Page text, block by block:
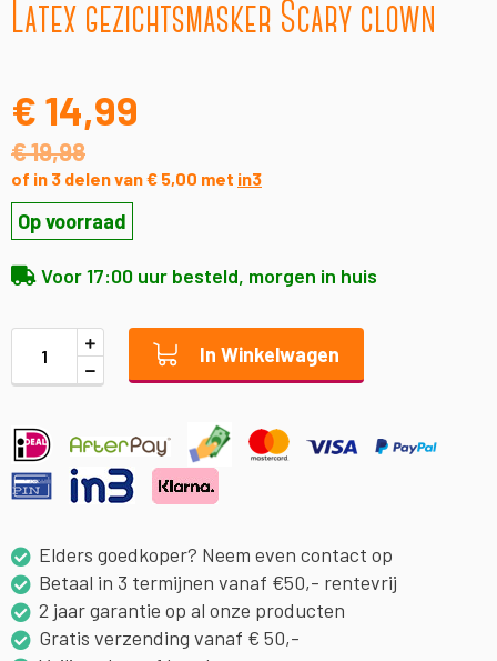
Latex gezichtsmasker Scary clown
€ 14,99
€ 19,98
of in 3 delen van € 5,00 met in3
Op voorraad
Voor 17:00 uur besteld, morgen in huis
In Winkelwagen
Elders goedkoper? Neem even contact op
Betaal in 3 termijnen vanaf €50,- rentevrij
2 jaar garantie op al onze producten
Gratis verzending vanaf € 50,-
naar
het
de
afbeeldingen-
gallerij